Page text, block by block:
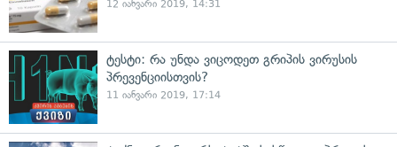
12 იანვარი 2019, 14:31
ტესტი: რა უნდა ვიცოდეთ გრიპის ვირუსის
პრევენციისთვის?
11 იანვარი 2019, 17:14